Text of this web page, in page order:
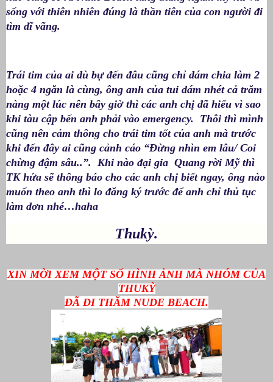
sống với thiên nhiên đúng là thần tiên của con người đi
tìm dĩ vãng.
Trái tim của ai dù bự đến đâu cũng chỉ dám chia làm 2
hoặc 4 ngăn là cùng, ông anh của tui dám nhét cả trăm
nàng một lúc nên bây giờ thì các anh chị đã hiểu vì sao
khi tàu cập bến anh phải vào emergency. Thôi thì mình
cũng nên cảm thông cho trái tim tốt của anh mà trước
khi đến đây ai cũng cảnh cáo “Đừng nhìn em lâu/ Coi
chừng đậm sâu..”. Khi nào đại gia Quang rời Mỹ thì
TK hứa sẽ thông báo cho các anh chị biết ngay, ông nào
muốn theo anh thì lo đăng ký trước để anh chỉ thủ tục
làm đơn nhé…haha
Thukỳ.
XIN MỜI XEM MỘT SỐ HÌNH ẢNH MÀ NHÓM CỦA
THUKỲ
ĐÃ ĐI THĂM NUDE BEACH.